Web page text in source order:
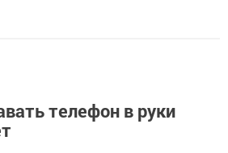
телефон в руки